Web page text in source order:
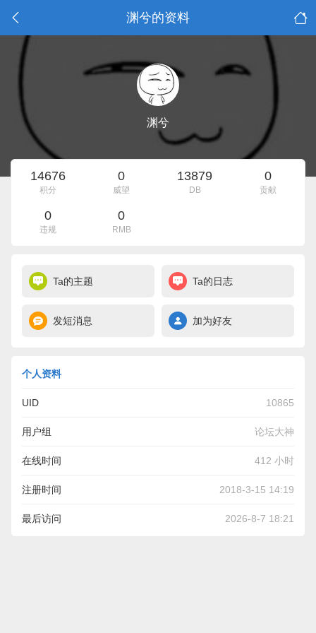
渊兮的资料
渊兮
14676
积分
0
威望
13879
DB
0
贡献
0
违规
0
RMB
Ta的主题 Ta的日志
发短消息 加为好友
个人资料
UID 10865
用户组 论坛大神
在线时间 412 小时
注册时间 2018-3-15 14:19
最后访问 2026-8-7 18:21